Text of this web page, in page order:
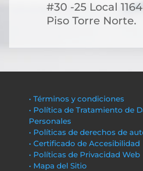
#30 -25 Local
Piso Torre Norte.
• Términos y condiciones
• Política de Tratamiento de
Personales
• Políticas de derechos de
• Certificado de Accesibilidad
• Políticas de Privacidad Web
• Mapa del Sitio